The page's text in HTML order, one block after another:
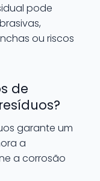
pode
ou riscos
de
garante um
a
a corrosão